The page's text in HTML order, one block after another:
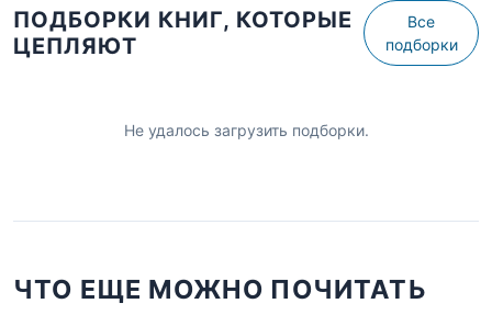
ПОДБОРКИ КНИГ, КОТОРЫЕ
ЦЕПЛЯЮТ
Все
подборки
Не удалось загрузить подборки.
ЧТО ЕЩЕ МОЖНО ПОЧИТАТЬ